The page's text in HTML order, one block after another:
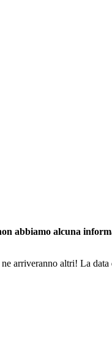
abbiamo alcuna
arriveranno altri! La